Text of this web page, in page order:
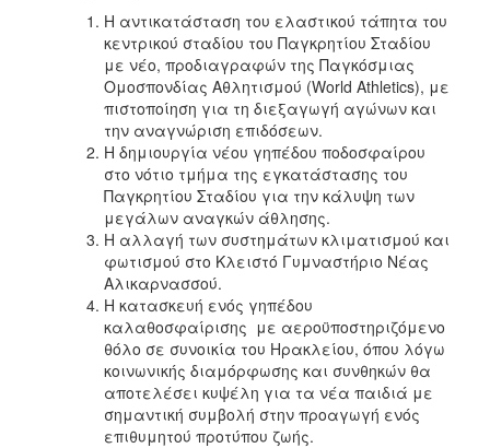
Η αντικατάσταση του ελαστικού τάπητα του
κεντρικού σταδίου του Παγκρητίου Σταδίου
με νέο, προδιαγραφών της Παγκόσμιας
Ομοσπονδίας Αθλητισμού (World Athletics), με
πιστοποίηση για τη διεξαγωγή αγώνων και
την αναγνώριση επιδόσεων.
Η δημιουργία νέου γηπέδου ποδοσφαίρου
στο νότιο τμήμα της εγκατάστασης του
Παγκρητίου Σταδίου για την κάλυψη των
μεγάλων αναγκών άθλησης.
Η αλλαγή των συστημάτων κλιματισμού και
φωτισμού στο Κλειστό Γυμναστήριο Νέας
Αλικαρνασσού.
Η κατασκευή ενός γηπέδου
καλαθοσφαίρισης με αεροϋποστηριζόμενο
θόλο σε συνοικία του Ηρακλείου, όπου λόγω
κοινωνικής διαμόρφωσης και συνθηκών θα
αποτελέσει κυψέλη για τα νέα παιδιά με
σημαντική συμβολή στην προαγωγή ενός
επιθυμητού προτύπου ζωής.